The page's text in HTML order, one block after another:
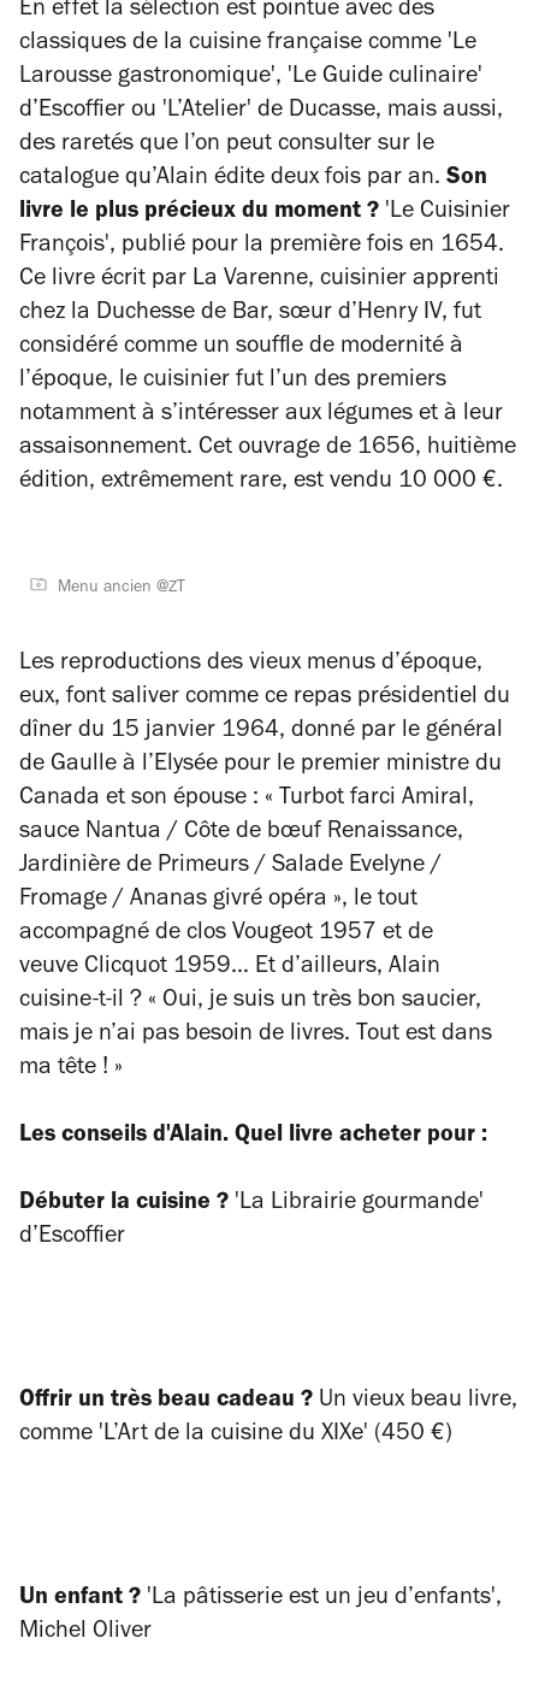
En effet la sélection est pointue avec des
classiques de la cuisine française comme 'Le
Larousse gastronomique', 'Le Guide culinaire'
d’Escoffier ou 'L’Atelier' de Ducasse, mais aussi,
des raretés que l’on peut consulter sur le
catalogue qu’Alain édite deux fois par an. Son
livre le plus précieux du moment ? 'Le Cuisinier
François', publié pour la première fois en 1654.
Ce livre écrit par La Varenne, cuisinier apprenti
chez la Duchesse de Bar, sœur d’Henry IV, fut
considéré comme un souffle de modernité à
l’époque, le cuisinier fut l’un des premiers
notamment à s’intéresser aux légumes et à leur
assaisonnement. Cet ouvrage de 1656, huitième
édition, extrêmement rare, est vendu 10 000 €.
Menu ancien @ZT
Les reproductions des vieux menus d’époque,
eux, font saliver comme ce repas présidentiel du
dîner du 15 janvier 1964, donné par le général
de Gaulle à l’Elysée pour le premier ministre du
Canada et son épouse : « Turbot farci Amiral,
sauce Nantua / Côte de bœuf Renaissance,
Jardinière de Primeurs / Salade Evelyne /
Fromage / Ananas givré opéra », le tout
accompagné de clos Vougeot 1957 et de
veuve Clicquot 1959… Et d’ailleurs, Alain
cuisine-t-il ? « Oui, je suis un très bon saucier,
mais je n’ai pas besoin de livres. Tout est dans
ma tête ! »
Les conseils d'Alain. Quel livre acheter pour :
Débuter la cuisine ? 'La Librairie gourmande'
d’Escoffier
Offrir un très beau cadeau ? Un vieux beau livre,
comme 'L’Art de la cuisine du XIXe' (450 €)
Un enfant ? 'La pâtisserie est un jeu d’enfants',
Michel Oliver